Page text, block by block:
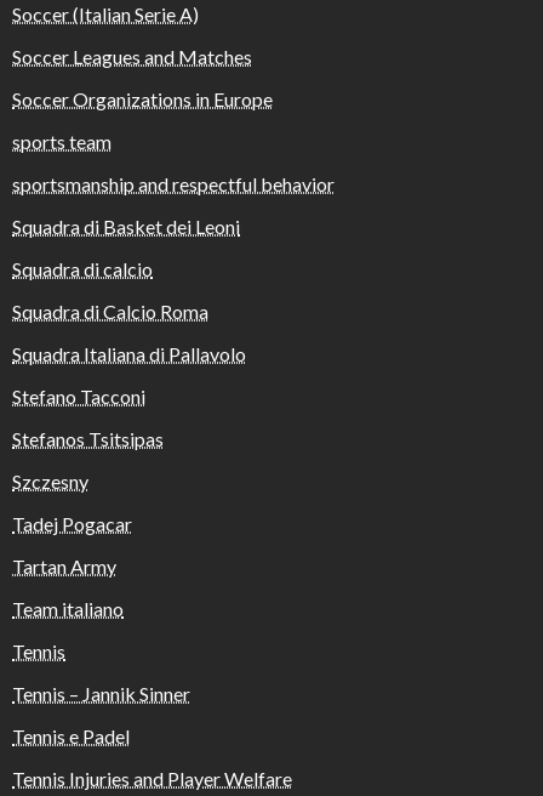
Soccer (Italian Serie A)
Soccer Leagues and Matches
Soccer Organizations in Europe
sports team
sportsmanship and respectful behavior
Squadra di Basket dei Leoni
Squadra di calcio
Squadra di Calcio Roma
Squadra Italiana di Pallavolo
Stefano Tacconi
Stefanos Tsitsipas
Szczesny
Tadej Pogacar
Tartan Army
Team italiano
Tennis
Tennis – Jannik Sinner
Tennis e Padel
Tennis Injuries and Player Welfare